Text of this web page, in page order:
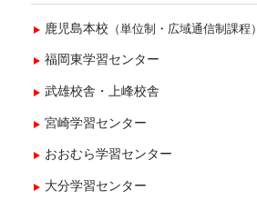
鹿児島本校 （単位制・広域通信制課程）
福岡東学習センター
武雄校舎・上峰校舎
宮崎学習センター
おおむら学習センター
大分学習センター